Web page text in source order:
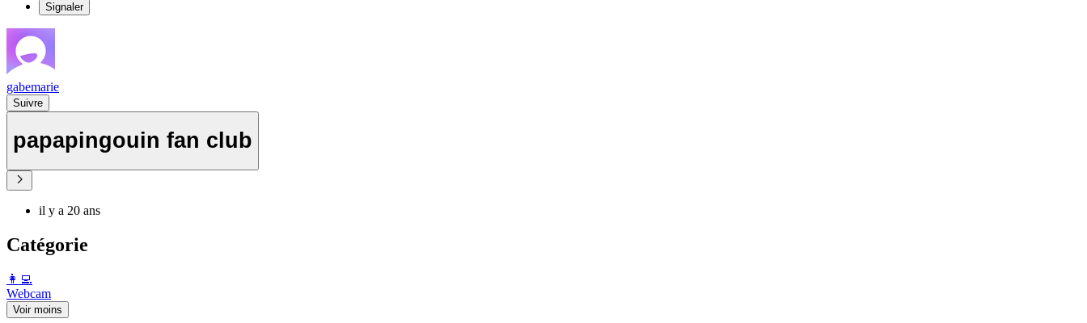
Signaler
gabemarie
Suivre
papapingouin fan club
il y a 20 ans
Catégorie
️👩‍💻️
Webcam
Voir moins